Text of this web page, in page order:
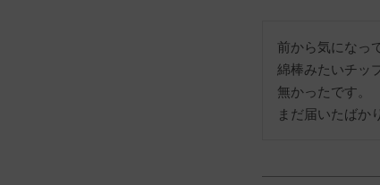
前から気になっ
綿棒みたいチッ
無かったです。
まだ届いたばか